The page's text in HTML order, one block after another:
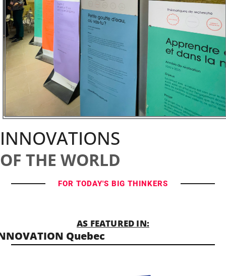
INNOVATIONS
OF THE WORLD
FOR TODAY'S BIG THINKERS
AS FEATURED IN:
Quebec